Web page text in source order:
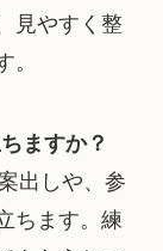
見やすく整
。
ますか？
出しや、参
ちます。練